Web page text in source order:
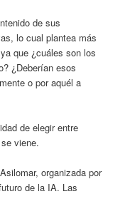
de sus
lo cual plantea más
que ¿cuáles son los
¿Deberían esos
o por aquél a
de elegir entre
viene.
organizada por
de la IA. Las